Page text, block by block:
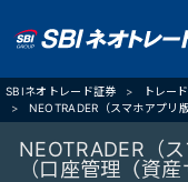
SBIネオトレード証券 トレー
NEOTRADER（スマホアプリ
NEOTRADER（
（口座管理（資